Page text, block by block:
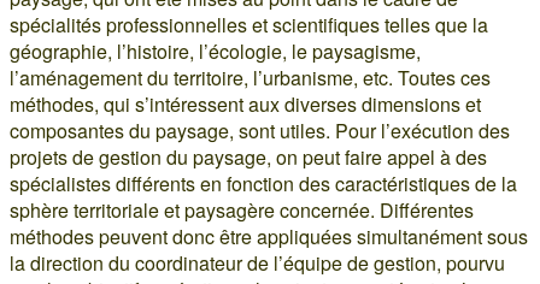
spécialités professionnelles et scientifiques telles que la
géographie, l’histoire, l’écologie, le paysagisme,
l’aménagement du territoire, l’urbanisme, etc. Toutes ces
méthodes, qui s’intéressent aux diverses dimensions et
composantes du paysage, sont utiles. Pour l’exécution des
projets de gestion du paysage, on peut faire appel à des
spécialistes différents en fonction des caractéristiques de la
sphère territoriale et paysagère concernée. Différentes
méthodes peuvent donc être appliquées simultanément sous
la direction du coordinateur de l’équipe de gestion, pourvu